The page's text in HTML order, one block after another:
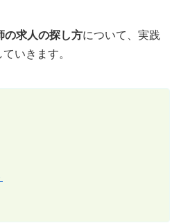
の求人の探し方について、実践
いきます。